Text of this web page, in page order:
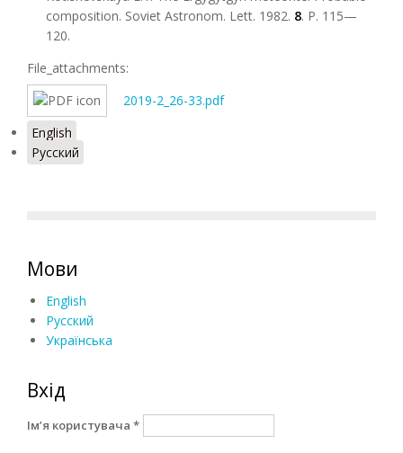
composition. Soviet Astronom. Lett. 1982. 8. P. 115—
120.
File_attachments:
2019-2_26-33.pdf
English
Русский
Мови
English
Русский
Українська
Вхід
Ім’я користувача *